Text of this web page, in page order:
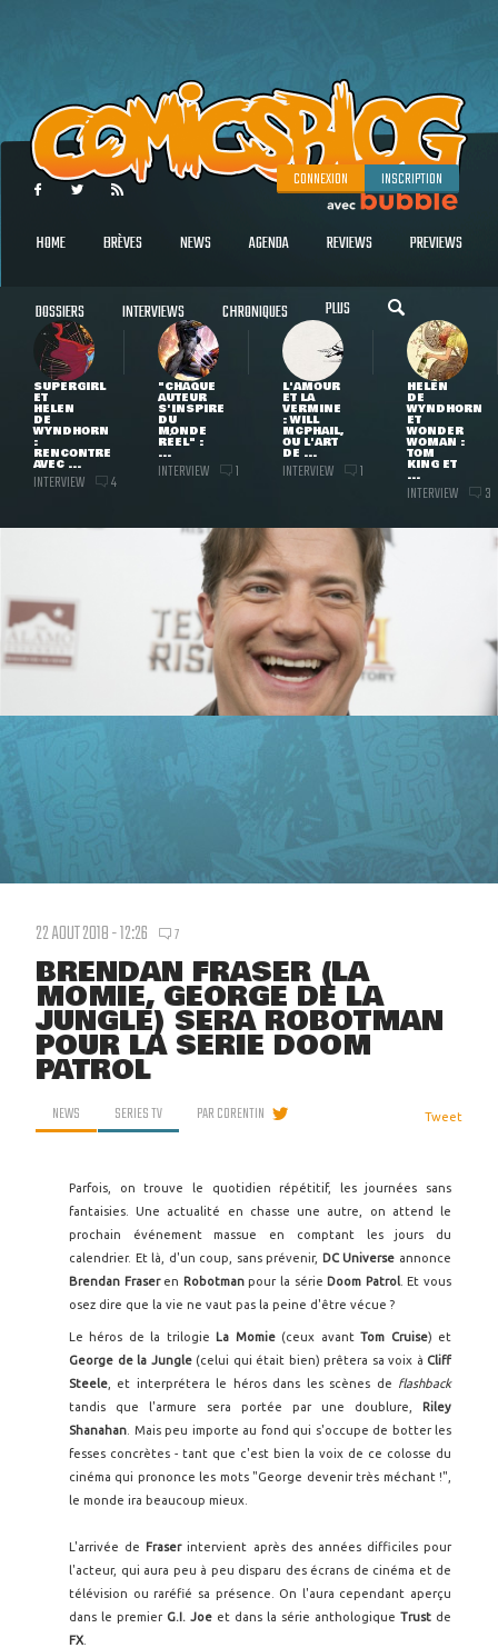
CONNEXION INSCRIPTION
HOME BRÈVES NEWS AGENDA REVIEWS PREVIEWS
DOSSIERS INTERVIEWS CHRONIQUES PLUS
SUPERGIRL
ET
HELEN
DE
WYNDHORN
:
RENCONTRE
AVEC ...
INTERVIEW 4
"CHAQUE
AUTEUR
S'INSPIRE
DU
MONDE
RÉEL" :
...
INTERVIEW 1
L'AMOUR
ET LA
VERMINE
: WILL
MCPHAIL,
OU L'ART
DE ...
INTERVIEW 1
HELEN
DE
WYNDHORN
ET
WONDER
WOMAN :
TOM
KING ET
...
INTERVIEW 3
22 AOUT 2018 - 12:26 7
BRENDAN FRASER (LA
MOMIE, GEORGE DE LA
JUNGLE) SERA ROBOTMAN
POUR LA SÉRIE DOOM
PATROL
NEWS SERIES TV PARCORENTIN Tweet
Parfois, on trouve le quotidien répétitif, les journées sans
fantaisies. Une actualité en chasse une autre, on attend le
prochain événement massue en comptant les jours du
calendrier. Et là, d'un coup, sans prévenir, DC Universe annonce
Brendan Fraseren Robotmanpour la série Doom Patrol. Et vous
osez dire que la vie ne vaut pas la peine d'être vécue ?
Le héros de la trilogie La Momie(ceux avantTom Cruise) et
George de la Jungle(celui qui était bien) prêtera sa voix à Cliff
Steele , et interprétera le héros dans les scènes de flashback
tandis que l'armure sera portée par une doublure, Riley
Shanahan . Mais peu importe au fond qui s'occupe de botter les
fesses concrètes - tant que c'est bien la voix de ce colosse du
cinéma qui prononce les mots "George devenir très méchant !",
le monde ira beaucoup mieux.
L'arrivée de Fraserintervient après des années difficiles pour
l'acteur, qui aura peu à peu disparu des écrans de cinéma et de
télévision ou raréfié sa présence. On l'aura cependant aperçu
dans le premier G.I. Joe et dans la série anthologique Trust de
FX